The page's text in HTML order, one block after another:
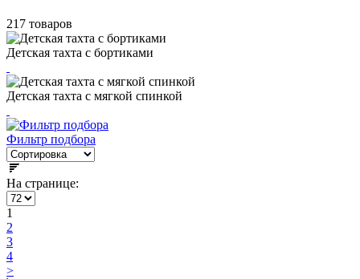
217 товаров
Детская тахта с бортиками
Детская тахта с мягкой спинкой
Фильтр подбора
На странице:
1
2
3
4
>